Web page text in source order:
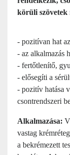
körüli
- pozitívan hat
- az alkalmazás
- fertőtlenítő,
- elősegíti a
- pozitív hatása
csontrendszeri
Alkalmazása:
vastag
a bekrémezett